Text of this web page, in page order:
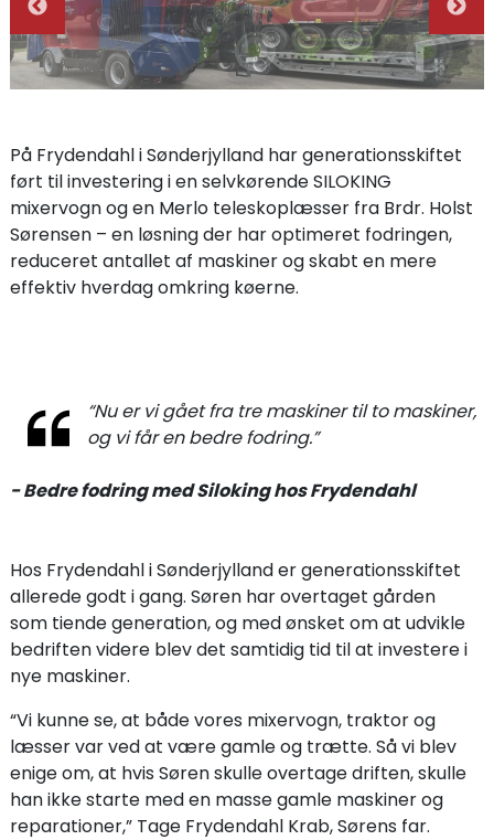
På Frydendahl i Sønderjylland har generationsskiftet
ført til investering i en selvkørende SILOKING
mixervogn og en Merlo teleskoplæsser fra Brdr. Holst
Sørensen – en løsning der har optimeret fodringen,
reduceret antallet af maskiner og skabt en mere
effektiv hverdag omkring køerne.
“Nu er vi gået fra tre maskiner til to maskiner,
og vi får en bedre fodring.”
- Bedre fodring med Siloking hos Frydendahl
Hos Frydendahl i Sønderjylland er generationsskiftet
allerede godt i gang. Søren har overtaget gården
som tiende generation, og med ønsket om at udvikle
bedriften videre blev det samtidig tid til at investere i
nye maskiner.
“Vi kunne se, at både vores mixervogn, traktor og
læsser var ved at være gamle og trætte. Så vi blev
enige om, at hvis Søren skulle overtage driften, skulle
han ikke starte med en masse gamle maskiner og
reparationer,” Tage Frydendahl Krab, Sørens far.